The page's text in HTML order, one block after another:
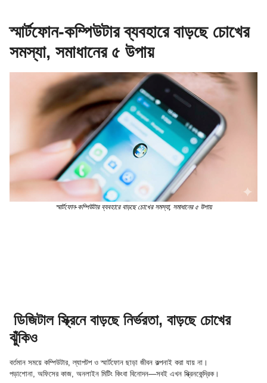
স্মার্টফোন-কম্পিউটার ব্যবহারে বাড়ছে চোখের
সমস্যা, সমাধানের ৫ উপায়
স্মার্টফোন-কম্পিউটার ব্যবহারে বাড়ছে চোখের সমস্যা, সমাধানের ৫ উপায়
ডিজিটাল স্ক্রিনে বাড়ছে নির্ভরতা, বাড়ছে চোখের
ঝুঁকিও
বর্তমান সময়ে কম্পিউটার, ল্যাপটপ ও স্মার্টফোন ছাড়া জীবন কল্পনাই করা যায় না।
পড়াশোনা, অফিসের কাজ, অনলাইন মিটিং কিংবা বিনোদন—সবই এখন স্ক্রিনকেন্দ্রিক।